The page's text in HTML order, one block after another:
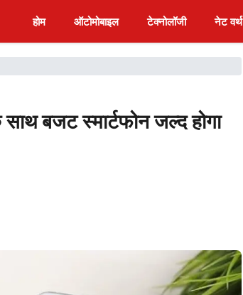
होम ऑटोमोबाइल टेक्नोलॉजी नेट वर्थ
बजट स्मार्टफोन जल्द होगा